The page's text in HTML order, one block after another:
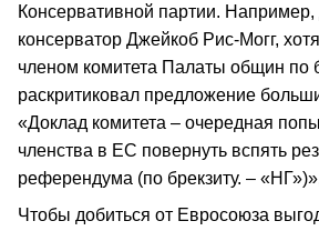
Консервативной партии. Например,
консерватор Джейкоб Рис-Могг,
членом комитета Палаты общин по
раскритиковал предложение
«Доклад комитета – очередная
членства в ЕС повернуть вспять
референдума (по брекзиту. –
Чтобы добиться от Евросоюза